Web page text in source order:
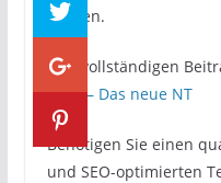
treiben.
Den vollständigen
2000 – Das neue NT
Benötigen Sie einen
und SEO-optimierten